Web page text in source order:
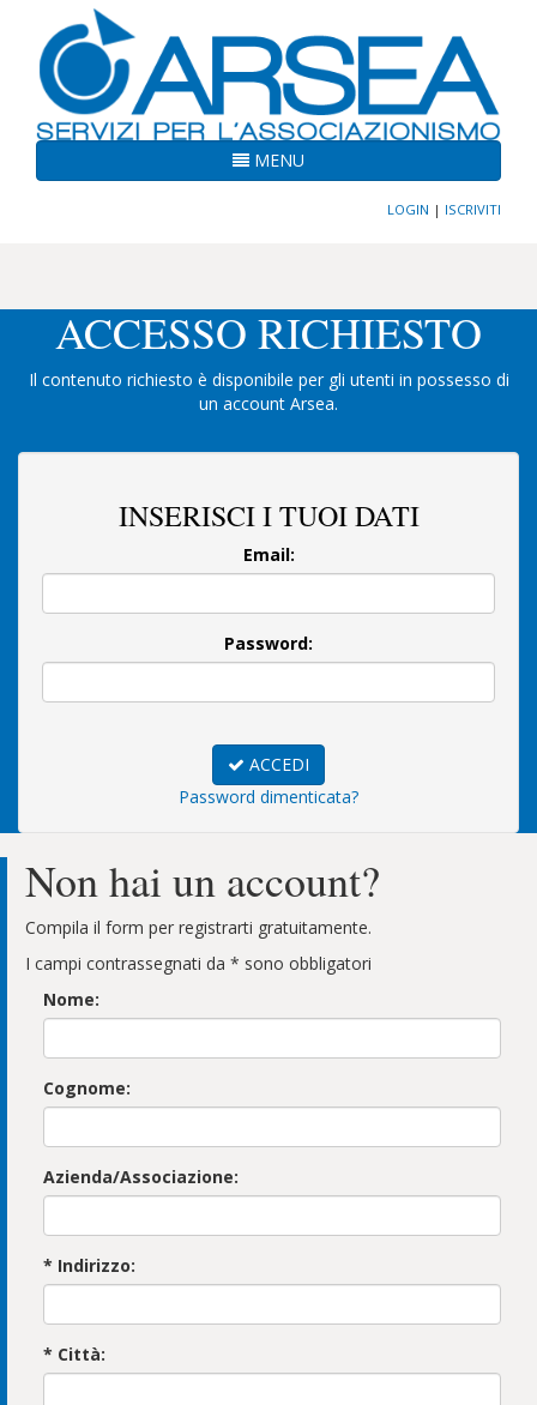
MENU
LOGIN | ISCRIVITI
ACCESSO RICHIESTO
Il contenuto richiesto è disponibile per gli utenti in possesso di
un account Arsea.
INSERISCI I TUOI DATI
Email:
Password:
ACCEDI
Password dimenticata?
Non hai un account?
Compila il form per registrarti gratuitamente.
I campi contrassegnati da * sono obbligatori
Nome:
Cognome:
Azienda/Associazione:
* Indirizzo:
* Città: